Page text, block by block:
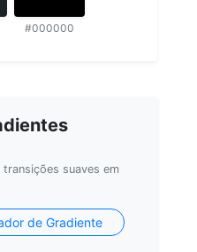
#000000
suaves em
de Gradiente